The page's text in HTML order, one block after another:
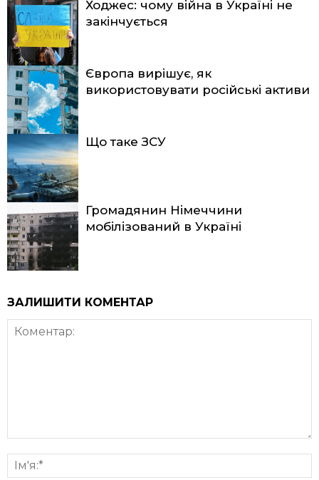
Ходжес: чому війна в Україні не
закінчується
Європа вирішує, як
використовувати російські активи
Що таке ЗСУ
Громадянин Німеччини
мобілізований в Україні
ЗАЛИШИТИ КОМЕНТАР